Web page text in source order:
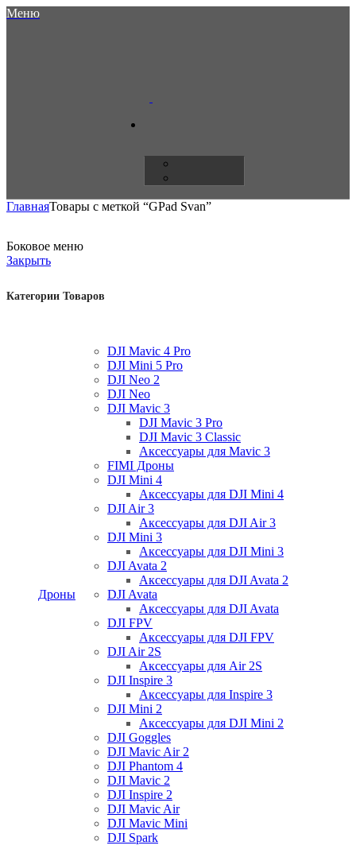
Меню
ГлавнаяТовары с меткой “GPad Svan”
Боковое меню
Закрыть
Категории Товаров
Дроны
DJI Mavic 4 Pro
DJI Mini 5 Pro
DJI Neo 2
DJI Neo
DJI Mavic 3
DJI Mavic 3 Pro
DJI Mavic 3 Classic
Аксессуары для Mavic 3
FIMI Дроны
DJI Mini 4
Аксессуары для DJI Mini 4
DJI Air 3
Аксессуары для DJI Air 3
DJI Mini 3
Аксессуары для DJI Mini 3
DJI Avata 2
Аксессуары для DJI Avata 2
DJI Avata
Аксессуары для DJI Avata
DJI FPV
Аксессуары для DJI FPV
DJI Air 2S
Аксессуары для Air 2S
DJI Inspire 3
Аксессуары для Inspire 3
DJI Mini 2
Аксессуары для DJI Mini 2
DJI Goggles
DJI Mavic Air 2
DJI Phantom 4
DJI Mavic 2
DJI Inspire 2
DJI Mavic Air
DJI Mavic Mini
DJI Spark